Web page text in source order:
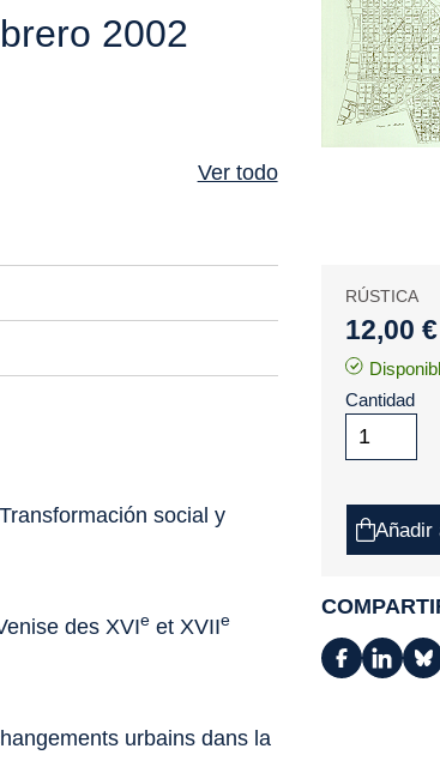
2002
Ver todo
social y
des XVIe et XVIIe
urbains dans la
RÚSTICA
12,00 €
Cantidad
Añadir